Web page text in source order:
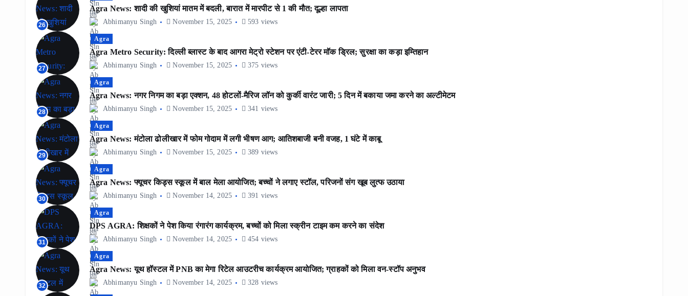
26
Agra News: शादी की खुशियां मातम में बदली, बारात में मारपीट से 1 की मौत; दूल्हा लापता
Abhimanyu Singh November 15, 2025 593 views
27
Agra
Agra Metro Security: दिल्ली ब्लास्ट के बाद आगरा मेट्रो स्टेशन पर एंटी-टेरर मॉक ड्रिल; सुरक्षा का कड़ा इम्तिहान
Abhimanyu Singh November 15, 2025 375 views
28
Agra
Agra News: नगर निगम का बड़ा एक्शन, 48 होटलों-मैरिज लॉन को कुर्की वारंट जारी; 5 दिन में बकाया जमा करने का अल्टीमेटम
Abhimanyu Singh November 15, 2025 341 views
29
Agra
Agra News: मंटोला ढोलीखार में फोम गोदाम में लगी भीषण आग; आतिशबाजी बनी वजह, 1 घंटे में काबू
Abhimanyu Singh November 15, 2025 389 views
30
Agra
Agra News: फ्यूचर किड्स स्कूल में बाल मेला आयोजित; बच्चों ने लगाए स्टॉल, परिजनों संग खूब लुत्फ उठाया
Abhimanyu Singh November 14, 2025 391 views
31
Agra
DPS AGRA: शिक्षकों ने पेश किया रंगारंग कार्यक्रम, बच्चों को मिला स्क्रीन टाइम कम करने का संदेश
Abhimanyu Singh November 14, 2025 454 views
32
Agra
Agra News: यूथ हॉस्टल में PNB का मेगा रिटेल आउटरीच कार्यक्रम आयोजित; ग्राहकों को मिला वन-स्टॉप अनुभव
Abhimanyu Singh November 14, 2025 328 views